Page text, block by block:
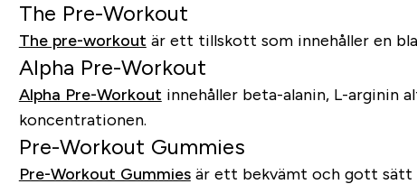
The Pre-Workout
The pre-workoutär ett tillskott som innehåller en
Alpha Pre-Workout
Alpha Pre-Workoutinnehåller beta-alanin, L-arginin
koncentrationen.
Pre-Workout Gummies
Pre-Workout Gummiesär ett bekvämt och gott sätt